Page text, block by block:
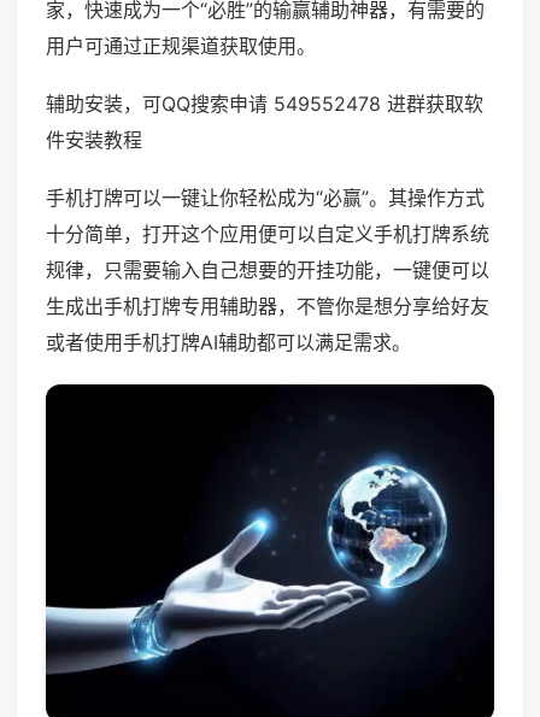
家，快速成为一个“必胜”的输赢辅助神器，有需要的
用户可通过正规渠道获取使用。
辅助安装，可QQ搜索申请 549552478 进群获取软
件安装教程
手机打牌可以一键让你轻松成为“必赢”。其操作方式
十分简单，打开这个应用便可以自定义手机打牌系统
规律，只需要输入自己想要的开挂功能，一键便可以
生成出手机打牌专用辅助器，不管你是想分享给好友
或者使用手机打牌AI辅助都可以满足需求。